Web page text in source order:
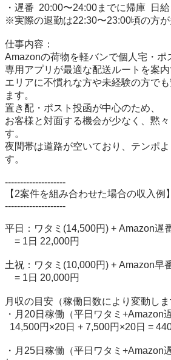
・遅番  20:00〜24:00までに帰庫  日
※実際の退勤は22:30〜23:00頃の方
仕事内容：
Amazonの荷物を軽バンで個人宅・ポ
専用アプリが最適な配送ルートを案内
エリアに不慣れな方や未経験の方で
ます。
置き配・ポスト投函が中心のため、
お客様と対面する機会が少なく、黙
す。
夜間帯は道路が空いており、テンポ
す。
--------------------
【2案件を組み合わせた場合の収入例】
--------------------
平日：ワタミ(14,500円) + Amazon遅
土祝：ワタミ(10,000円) + Amazon早
月収の目安（稼働日数により変動しま
・月20日稼働（平日ワタミ+Amazon
・月25日稼働（平日ワタミ+Amazon